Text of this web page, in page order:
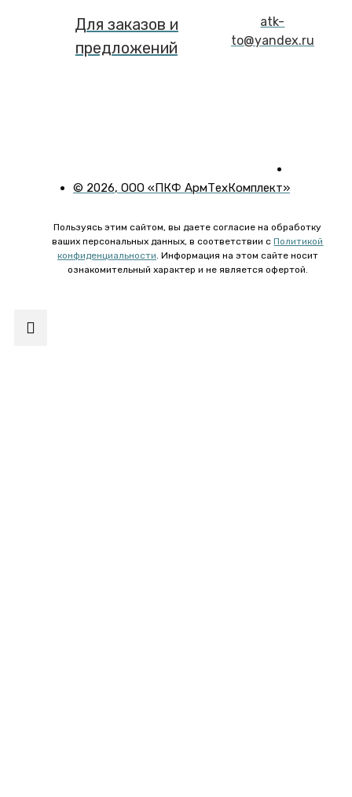
Для заказов и
предложений
atk-
to@yandex.ru
© 2026, ООО «ПКФ АрмТехКомплект»
Пользуясь этим сайтом, вы даете согласие на обработку
ваших персональных данных, в соответствии сПолитикой
конфиденциальности. Информация на этом сайте носит
ознакомительный характер и не является офертой.